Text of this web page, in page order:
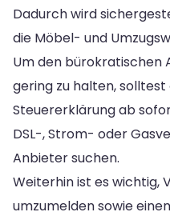
Dadurch wird
die Möbel- und
Um den bürokratischen
gering zu halten,
Steuererklärung ab
DSL-, Strom- oder
Anbieter suchen.
Weiterhin ist es wichtig,
umzumelden sowie